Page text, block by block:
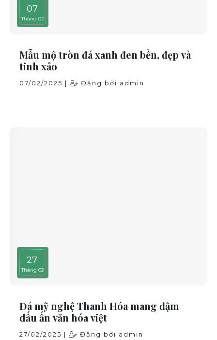
07
Tháng 02
Mẫu mộ tròn đá xanh đen bền, đẹp và
tinh xảo
07/02/2025 | Đăng bởi admin
27
Tháng 02
Đá mỹ nghệ Thanh Hóa mang đậm
dấu ấn văn hóa việt
27/02/2025 | Đăng bởi admin